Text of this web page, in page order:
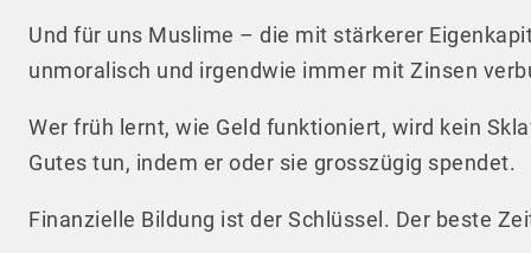
Und für uns Muslime – die mit stärkerer
unmoralisch und irgendwie immer mit Zinsen
Wer früh lernt, wie Geld funktioniert, wird kein
Gutes tun, indem er oder sie grosszügig spendet.
Finanzielle Bildung ist der Schlüssel. Der beste